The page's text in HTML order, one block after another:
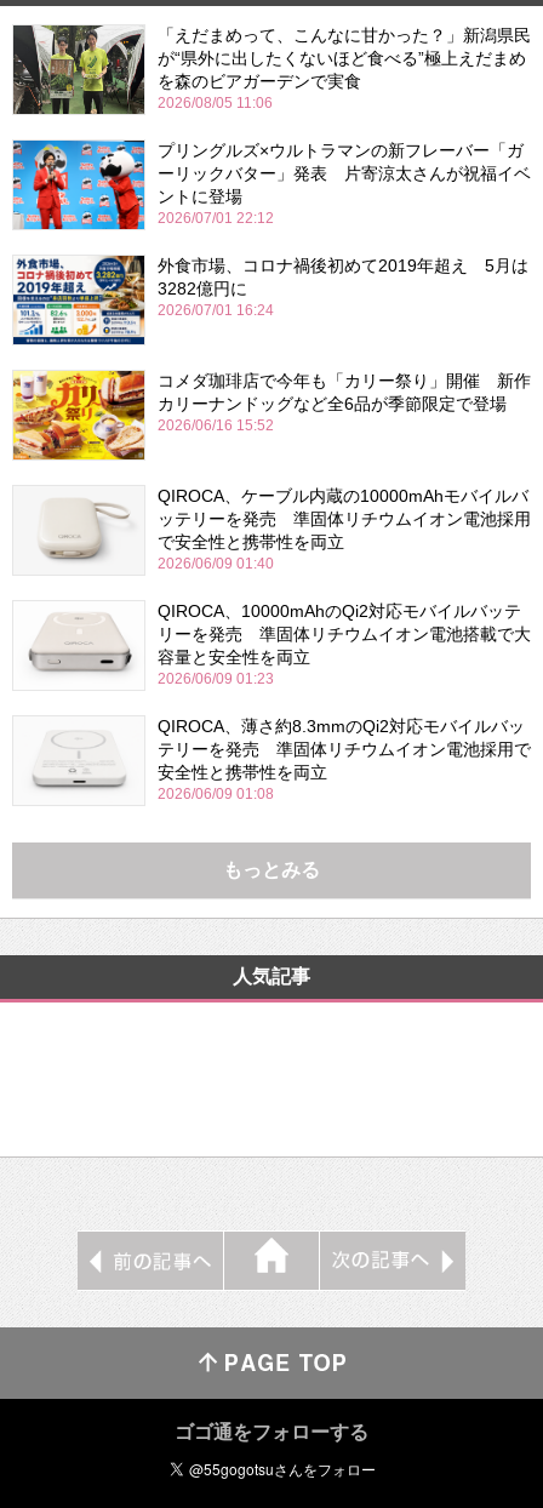
「えだまめって、こんなに甘かった？」新潟県民
が“県外に出したくないほど食べる”極上えだまめ
を森のビアガーデンで実食
2026/08/05 11:06
プリングルズ×ウルトラマンの新フレーバー「ガ
ーリックバター」発表 片寄涼太さんが祝福イベ
ントに登場
2026/07/01 22:12
外食市場、コロナ禍後初めて2019年超え 5月は
3282億円に
2026/07/01 16:24
コメダ珈琲店で今年も「カリー祭り」開催 新作
カリーナンドッグなど全6品が季節限定で登場
2026/06/16 15:52
QIROCA、ケーブル内蔵の10000mAhモバイルバ
ッテリーを発売 準固体リチウムイオン電池採用
で安全性と携帯性を両立
2026/06/09 01:40
QIROCA、10000mAhのQi2対応モバイルバッテ
リーを発売 準固体リチウムイオン電池搭載で大
容量と安全性を両立
2026/06/09 01:23
QIROCA、薄さ約8.3mmのQi2対応モバイルバッ
テリーを発売 準固体リチウムイオン電池採用で
安全性と携帯性を両立
2026/06/09 01:08
もっとみる
人気記事
ゴゴ通をフォローする